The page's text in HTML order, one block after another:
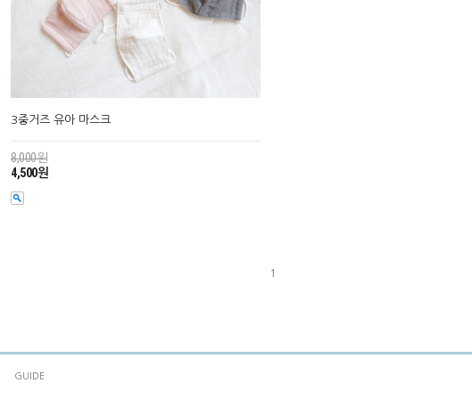
3중거즈 유아 마스크
8,000원
4,500원
1
GUIDE